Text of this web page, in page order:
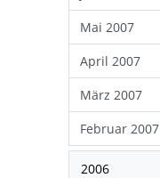
Mai 2007
April 2007
März 2007
Februar 2007
2006